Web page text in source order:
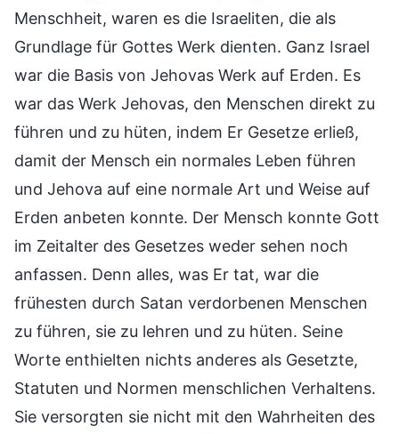
Menschheit, waren es die Israeliten, die als
Grundlage für Gottes Werk dienten. Ganz Israel
war die Basis von Jehovas Werk auf Erden. Es
war das Werk Jehovas, den Menschen direkt zu
führen und zu hüten, indem Er Gesetze erließ,
damit der Mensch ein normales Leben führen
und Jehova auf eine normale Art und Weise auf
Erden anbeten konnte. Der Mensch konnte Gott
im Zeitalter des Gesetzes weder sehen noch
anfassen. Denn alles, was Er tat, war die
frühesten durch Satan verdorbenen Menschen
zu führen, sie zu lehren und zu hüten. Seine
Worte enthielten nichts anderes als Gesetzte,
Statuten und Normen menschlichen Verhaltens.
Sie versorgten sie nicht mit den Wahrheiten des